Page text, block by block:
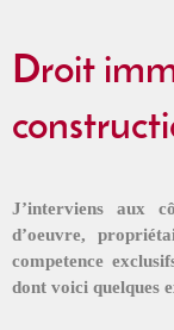
Droit
J’interviens aux
d’oeuvre,
competence
dont voici quelques